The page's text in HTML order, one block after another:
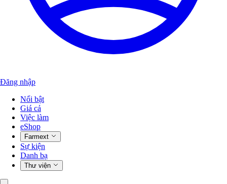
Đăng nhập
Nổi bật
Giá cả
Việc làm
eShop
Farmext
Sự kiện
Danh bạ
Thư viện